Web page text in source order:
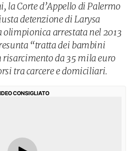
la Corte d’Appello di Palermo
detenzione di Larysa
olimpionica arrestata nel 2013
“tratta dei bambini
risarcimento da 35 mila euro
tra carcere e domiciliari.
CONSIGLIATO